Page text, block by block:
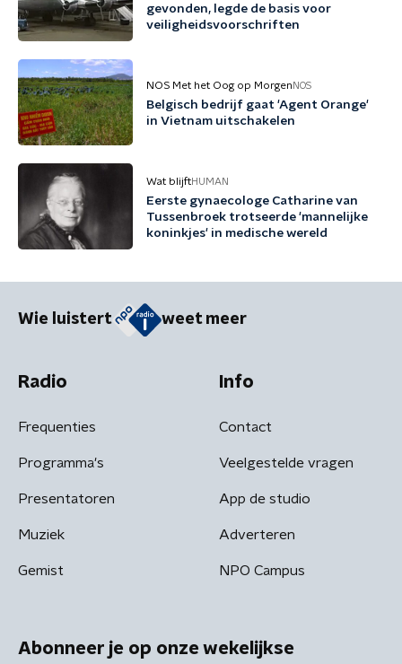
gevonden, legde de basis voor
veiligheidsvoorschriften
NOS Met het Oog op Morgen NOS
Belgisch bedrijf gaat 'Agent Orange'
in Vietnam uitschakelen
Wat blijftHUMAN
Eerste gynaecologe Catharine van
Tussenbroek trotseerde 'mannelijke
koninkjes' in medische wereld
Wie luistert weet meer
Radio
Frequenties
Programma's
Presentatoren
Muziek
Gemist
Info
Contact
Veelgestelde vragen
App de studio
Adverteren
NPO Campus
Abonneer je op onze wekelijkse